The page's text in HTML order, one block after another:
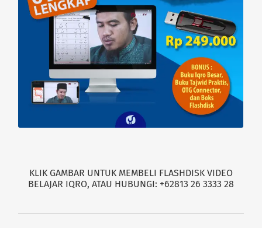
KLIK GAMBAR UNTUK MEMBELI FLASHDISK VIDEO
BELAJAR IQRO, ATAU HUBUNGI: +62813 26 3333 28